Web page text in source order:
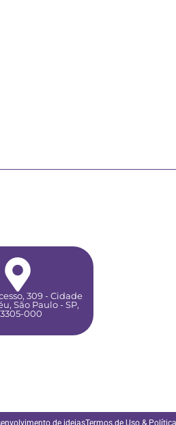
309 - Cidade
São Paulo - SP,
000